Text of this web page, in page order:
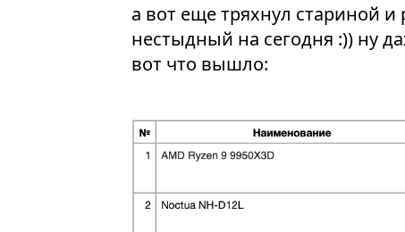
а вот еще тряхнул стариной
нестыдный на сегодня :)) ну
вот что вышло: